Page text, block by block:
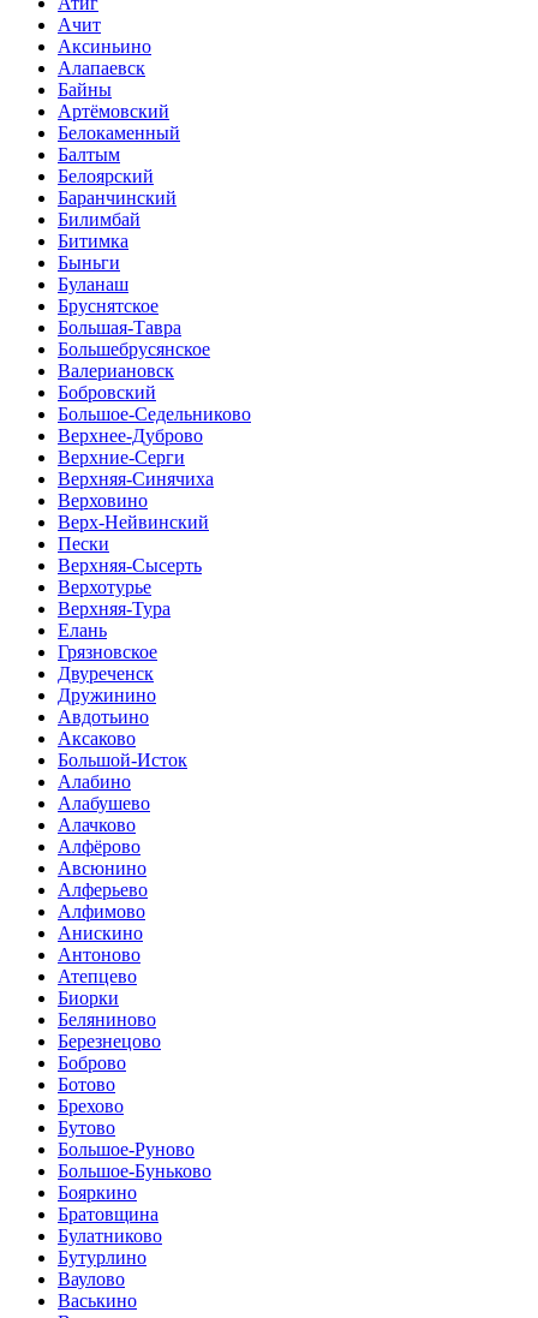
Ачит
Аксиньино
Алапаевск
Байны
Артёмовский
Белокаменный
Балтым
Белоярский
Баранчинский
Билимбай
Битимка
Быньги
Буланаш
Бруснятское
Большая-Тавра
Большебрусянское
Валериановск
Бобровский
Большое-Седельниково
Верхнее-Дуброво
Верхние-Серги
Верхняя-Синячиха
Верховино
Верх-Нейвинский
Пески
Верхняя-Сысерть
Верхотурье
Верхняя-Тура
Елань
Грязновское
Двуреченск
Дружинино
Авдотьино
Аксаково
Большой-Исток
Алабино
Алабушево
Алачково
Алфёрово
Авсюнино
Алферьево
Алфимово
Анискино
Антоново
Атепцево
Биорки
Беляниново
Березнецово
Боброво
Ботово
Брехово
Бутово
Большое-Руново
Большое-Буньково
Бояркино
Братовщина
Булатниково
Бутурлино
Ваулово
Васькино